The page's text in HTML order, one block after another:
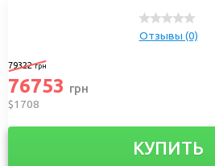
Отзывы (0)
79322грн
76753 грн
$1708
КУПИТЬ